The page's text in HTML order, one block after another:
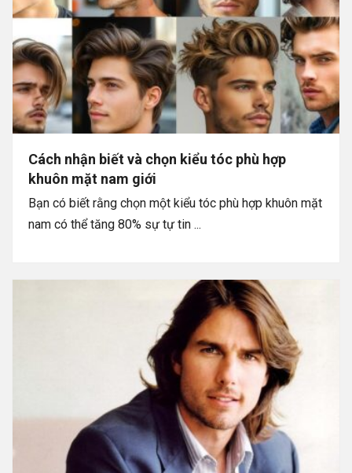
Cách nhận biết và chọn kiểu tóc phù hợp
khuôn mặt nam giới
Bạn có biết rằng chọn một kiểu tóc phù hợp khuôn mặt
nam có thể tăng 80% sự tự tin ...